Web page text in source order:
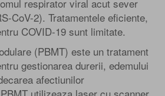
respirator viral acut sever
CoV-2). Tratamentele eficiente,
COVID-19 sunt limitate.
(PBMT) este un tratament
gestionarea durerii, edemului
afectiunilor